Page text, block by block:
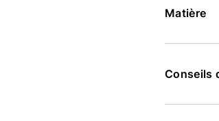
Matière
Conseils